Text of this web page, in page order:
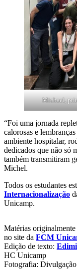
Michael,
“Foi uma jornada
calorosas e
ambiente hospitalar,
dedicados que não só
também transmitiram
Michel.
Todos os estudantes
Internacionalização
Unicamp.
Matérias
no site da FCM
Edição de texto:
HC Unicamp
Fotografia: